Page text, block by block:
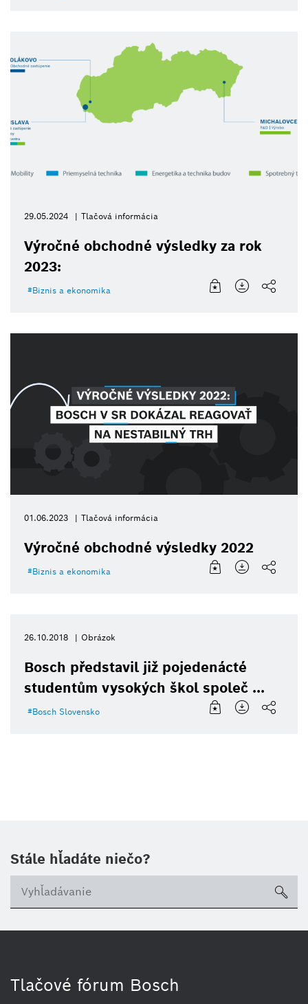
29.05.2024 Tlačová informácia
Výročné obchodné výsledky za rok
2023:
Biznis a ekonomika
01.06.2023 Tlačová informácia
Výročné obchodné výsledky 2022
Biznis a ekonomika
26.10.2018 Obrázok
Bosch představil již pojedenácté
studentům vysokých škol společ ...
Bosch Slovensko
Stále hľadáte niečo?
Tlačové fórum Bosch